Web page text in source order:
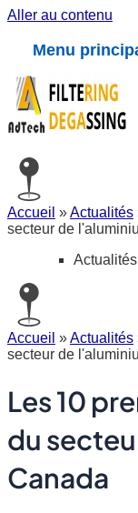
Aller au contenu
Menu
Accueil »Actualités
secteur de
Actualités
Accueil »Actualités
secteur de
Les 10
du
Canada